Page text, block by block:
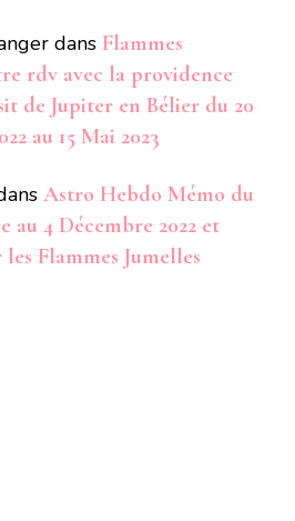
dans Flammes
rdv avec la providence
de Jupiter en Bélier du 20
au 15 Mai 2023
Astro Hebdo Mémo du
au 4 Décembre 2022 et
Flammes Jumelles